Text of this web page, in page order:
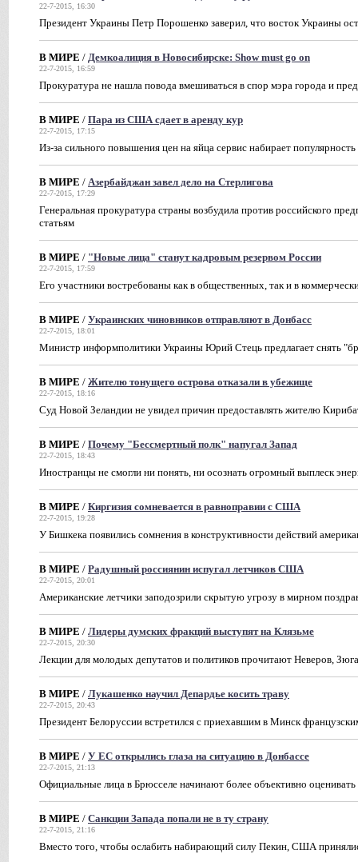
22-7-2015, 16:30
Президент Украины Петр Порошенко заверил, что восток Украины
В МИРЕ / Демкоалиция в Новосибирске: Show must go on
22-7-2015, 16:59
Прокуратура не нашла повода вмешиваться в спор мэра города и
В МИРЕ / Пара из США сдает в аренду кур
22-7-2015, 17:15
Из-за сильного повышения цен на яйца сервис набирает популярность
В МИРЕ / Азербайджан завел дело на Стерлигова
22-7-2015, 17:29
Генеральная прокуратура страны возбудила против российского
статьям
В МИРЕ / "Новые лица" станут кадровым резервом России
22-7-2015, 17:59
Его участники востребованы как в общественных, так и в
В МИРЕ / Украинских чиновников отправляют в Донбасс
22-7-2015, 18:01
Министр информполитики Украины Юрий Стець предлагает снять
В МИРЕ / Жителю тонущего острова отказали в убежище
22-7-2015, 18:16
Суд Новой Зеландии не увидел причин предоставлять жителю
В МИРЕ / Почему "Бессмертный полк" напугал Запад
22-7-2015, 18:43
Иностранцы не смогли ни понять, ни осознать огромный выплеск
В МИРЕ / Киргизия сомневается в равноправии с США
22-7-2015, 19:28
У Бишкека появились сомнения в конструктивности действий
В МИРЕ / Радушный россиянин испугал летчиков США
22-7-2015, 20:01
Американские летчики заподозрили скрытую угрозу в мирном
В МИРЕ / Лидеры думских фракций выступят на Клязьме
22-7-2015, 20:30
Лекции для молодых депутатов и политиков прочитают Неверов,
В МИРЕ / Лукашенко научил Депардье косить траву
22-7-2015, 20:43
Президент Белоруссии встретился с приехавшим в Минск
В МИРЕ / У ЕС открылись глаза на ситуацию в Донбассе
22-7-2015, 21:13
Официальные лица в Брюсселе начинают более объективно
В МИРЕ / Санкции Запада попали не в ту страну
22-7-2015, 21:16
Вместо того, чтобы ослабить набирающий силу Пекин, США